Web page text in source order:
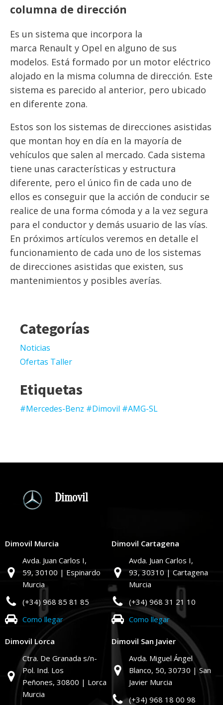
columna de dirección
Es un sistema que incorpora la
marca Renault y Opel en alguno de sus
modelos. Está formado por un motor eléctrico
alojado en la misma columna de dirección. Este
sistema es parecido al anterior, pero ubicado
en diferente zona.
Estos son los sistemas de direcciones asistidas
que montan hoy en día en la mayoría de
vehículos que salen al mercado. Cada sistema
tiene unas características y estructura
diferente, pero el único fin de cada uno de
ellos es conseguir que la acción de conducir se
realice de una forma cómoda y a la vez segura
para el conductor y demás usuario de las vías.
En próximos artículos veremos en detalle el
funcionamiento de cada uno de los sistemas
de direcciones asistidas que existen, sus
mantenimientos y posibles averías.
Categorías
Noticias
Ofertas Taller
Etiquetas
#Mercedes-Benz #Dimovil #AMG-SL
Dimovil
Dimovil Murcia
Avda. Juan Carlos I,
59, 30100 | Espinardo
Murcia
(+34) 968 85 81 85
Como llegar
Dimovil Cartagena
Avda. Juan Carlos I,
93, 30310 | Cartagena
Murcia
(+34) 968 31 21 10
Como llegar
Dimovil Lorca
Ctra. De Granada s/n-
Pol. Ind. Los
Peñones, 30800 | Lorca
Murcia
Dimovil San Javier
Avda. Miguel Ángel
Blanco, 50, 30730 | San
Javier Murcia
(+34) 968 18 00 98